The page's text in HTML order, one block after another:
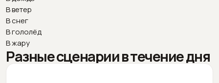
В ветер
В снег
В гололёд
В жару
Разные сценарии в течение дня